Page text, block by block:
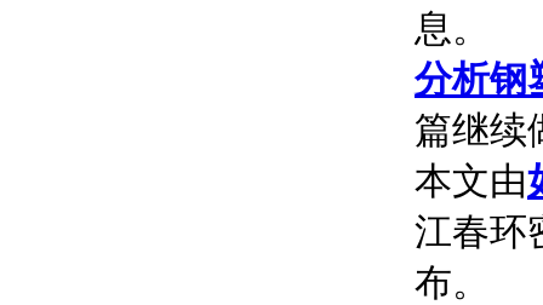
息。
分析钢
篇继续
本文由
江春环
布。